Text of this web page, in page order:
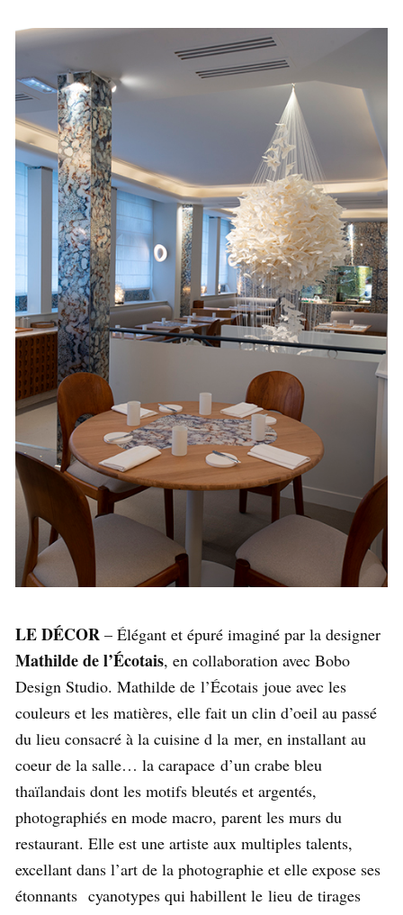
LE DÉCOR – Élégant et épuré imaginé par la designer
Mathilde de l’Écotais, en collaboration avec Bobo
Design Studio. Mathilde de l’Écotais joue avec les
couleurs et les matières, elle fait un clin d’oeil au passé
du lieu consacré à la cuisine d la mer, en installant au
coeur de la salle… la carapace d’un crabe bleu
thaïlandais dont les motifs bleutés et argentés,
photographiés en mode macro, parent les murs du
restaurant. Elle est une artiste aux multiples talents,
excellant dans l’art de la photographie et elle expose ses
étonnants cyanotypes qui habillent le lieu de tirages